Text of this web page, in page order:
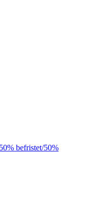
befristet/50%